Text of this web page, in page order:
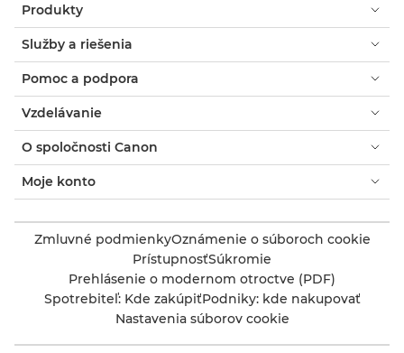
Produkty
Služby a riešenia
Pomoc a podpora
Vzdelávanie
O spoločnosti Canon
Moje konto
Zmluvné podmienkyOznámenie o súboroch cookie
PrístupnosťSúkromie
Prehlásenie o modernom otroctve (PDF)
Spotrebiteľ: Kde zakúpiťPodniky: kde nakupovať
Nastavenia súborov cookie